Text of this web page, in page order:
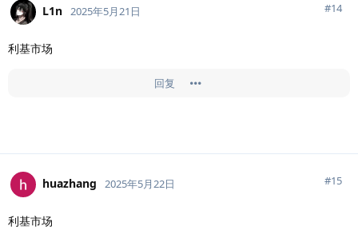
L1n 2025年5月21日 #14
利基市场
回复
huazhang 2025年5月22日 #15
利基市场